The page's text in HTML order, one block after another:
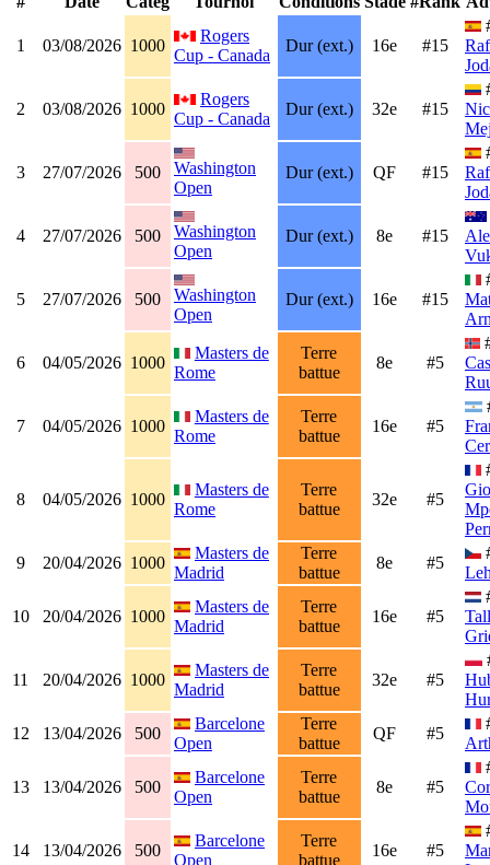
1 03/08/2026 1000
Rogers
Cup - Canada
Dur (ext.) 16e #15
2 03/08/2026 1000
Rogers
Cup - Canada
Dur (ext.) 32e #15
3 27/07/2026 500
Washington
Open
Dur (ext.) QF #15
4 27/07/2026 500
Washington
Open
Dur (ext.) 8e #15
5 27/07/2026 500
Washington
Open
Dur (ext.) 16e #15
6 04/05/2026 1000
Masters de
Rome
Terre
battue
8e #5
7 04/05/2026 1000
Masters de
Rome
Terre
battue
16e #5
8 04/05/2026 1000
Masters de
Rome
Terre
battue
32e #5
9
20/04/2026 1000
Masters de
Madrid
Terre
battue
8e #5
10 20/04/2026 1000
Masters de
Madrid
Terre
battue
16e #5
11 20/04/2026 1000
Masters de
Madrid
Terre
battue
32e #5
12
13/04/2026 500
Barcelone
Open
Terre
battue
QF #5
13 13/04/2026 500
Barcelone
Open
Terre
battue
8e #5
14 13/04/2026 500
Barcelone
Open
Terre
battue
16e #5